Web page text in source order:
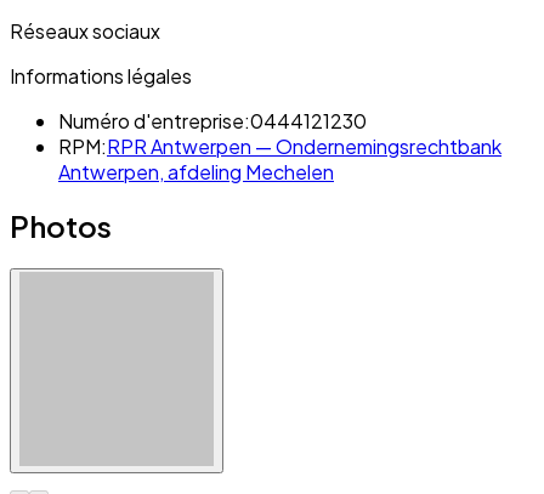
Réseaux sociaux
Informations légales
Numéro d'entreprise:0444121230
RPM:RPR Antwerpen — Ondernemingsrechtbank
Antwerpen, afdeling Mechelen
Photos